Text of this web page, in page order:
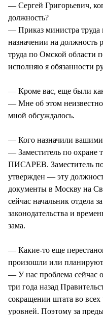
— Сергей Григорьевич,
должность?
— Приказ министра труда
назначении на должность
труда по Омской области
исполняю я обязанности
— Кроме вас, еще были
— Мне об этом
мной обсуждалось.
— Кого назначили вашими
— Заместитель по охране
ПИСАРЕВ. Заместитель
утвержден — эту
документы в Москву на
сейчас начальник отдела
законодательства и
зама.
— Какие-то еще
произошли или
— У нас проблема сейчас
три года назад
сокращении штата во всех
уровней. Поэтому за